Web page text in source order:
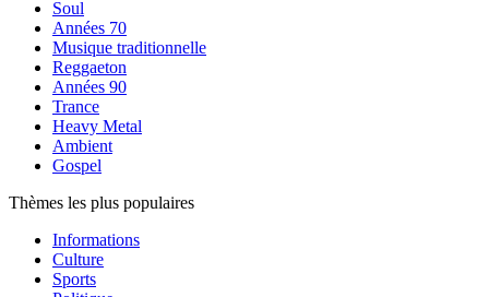
Soul
Années 70
Musique traditionnelle
Reggaeton
Années 90
Trance
Heavy Metal
Ambient
Gospel
Thèmes les plus populaires
Informations
Culture
Sports